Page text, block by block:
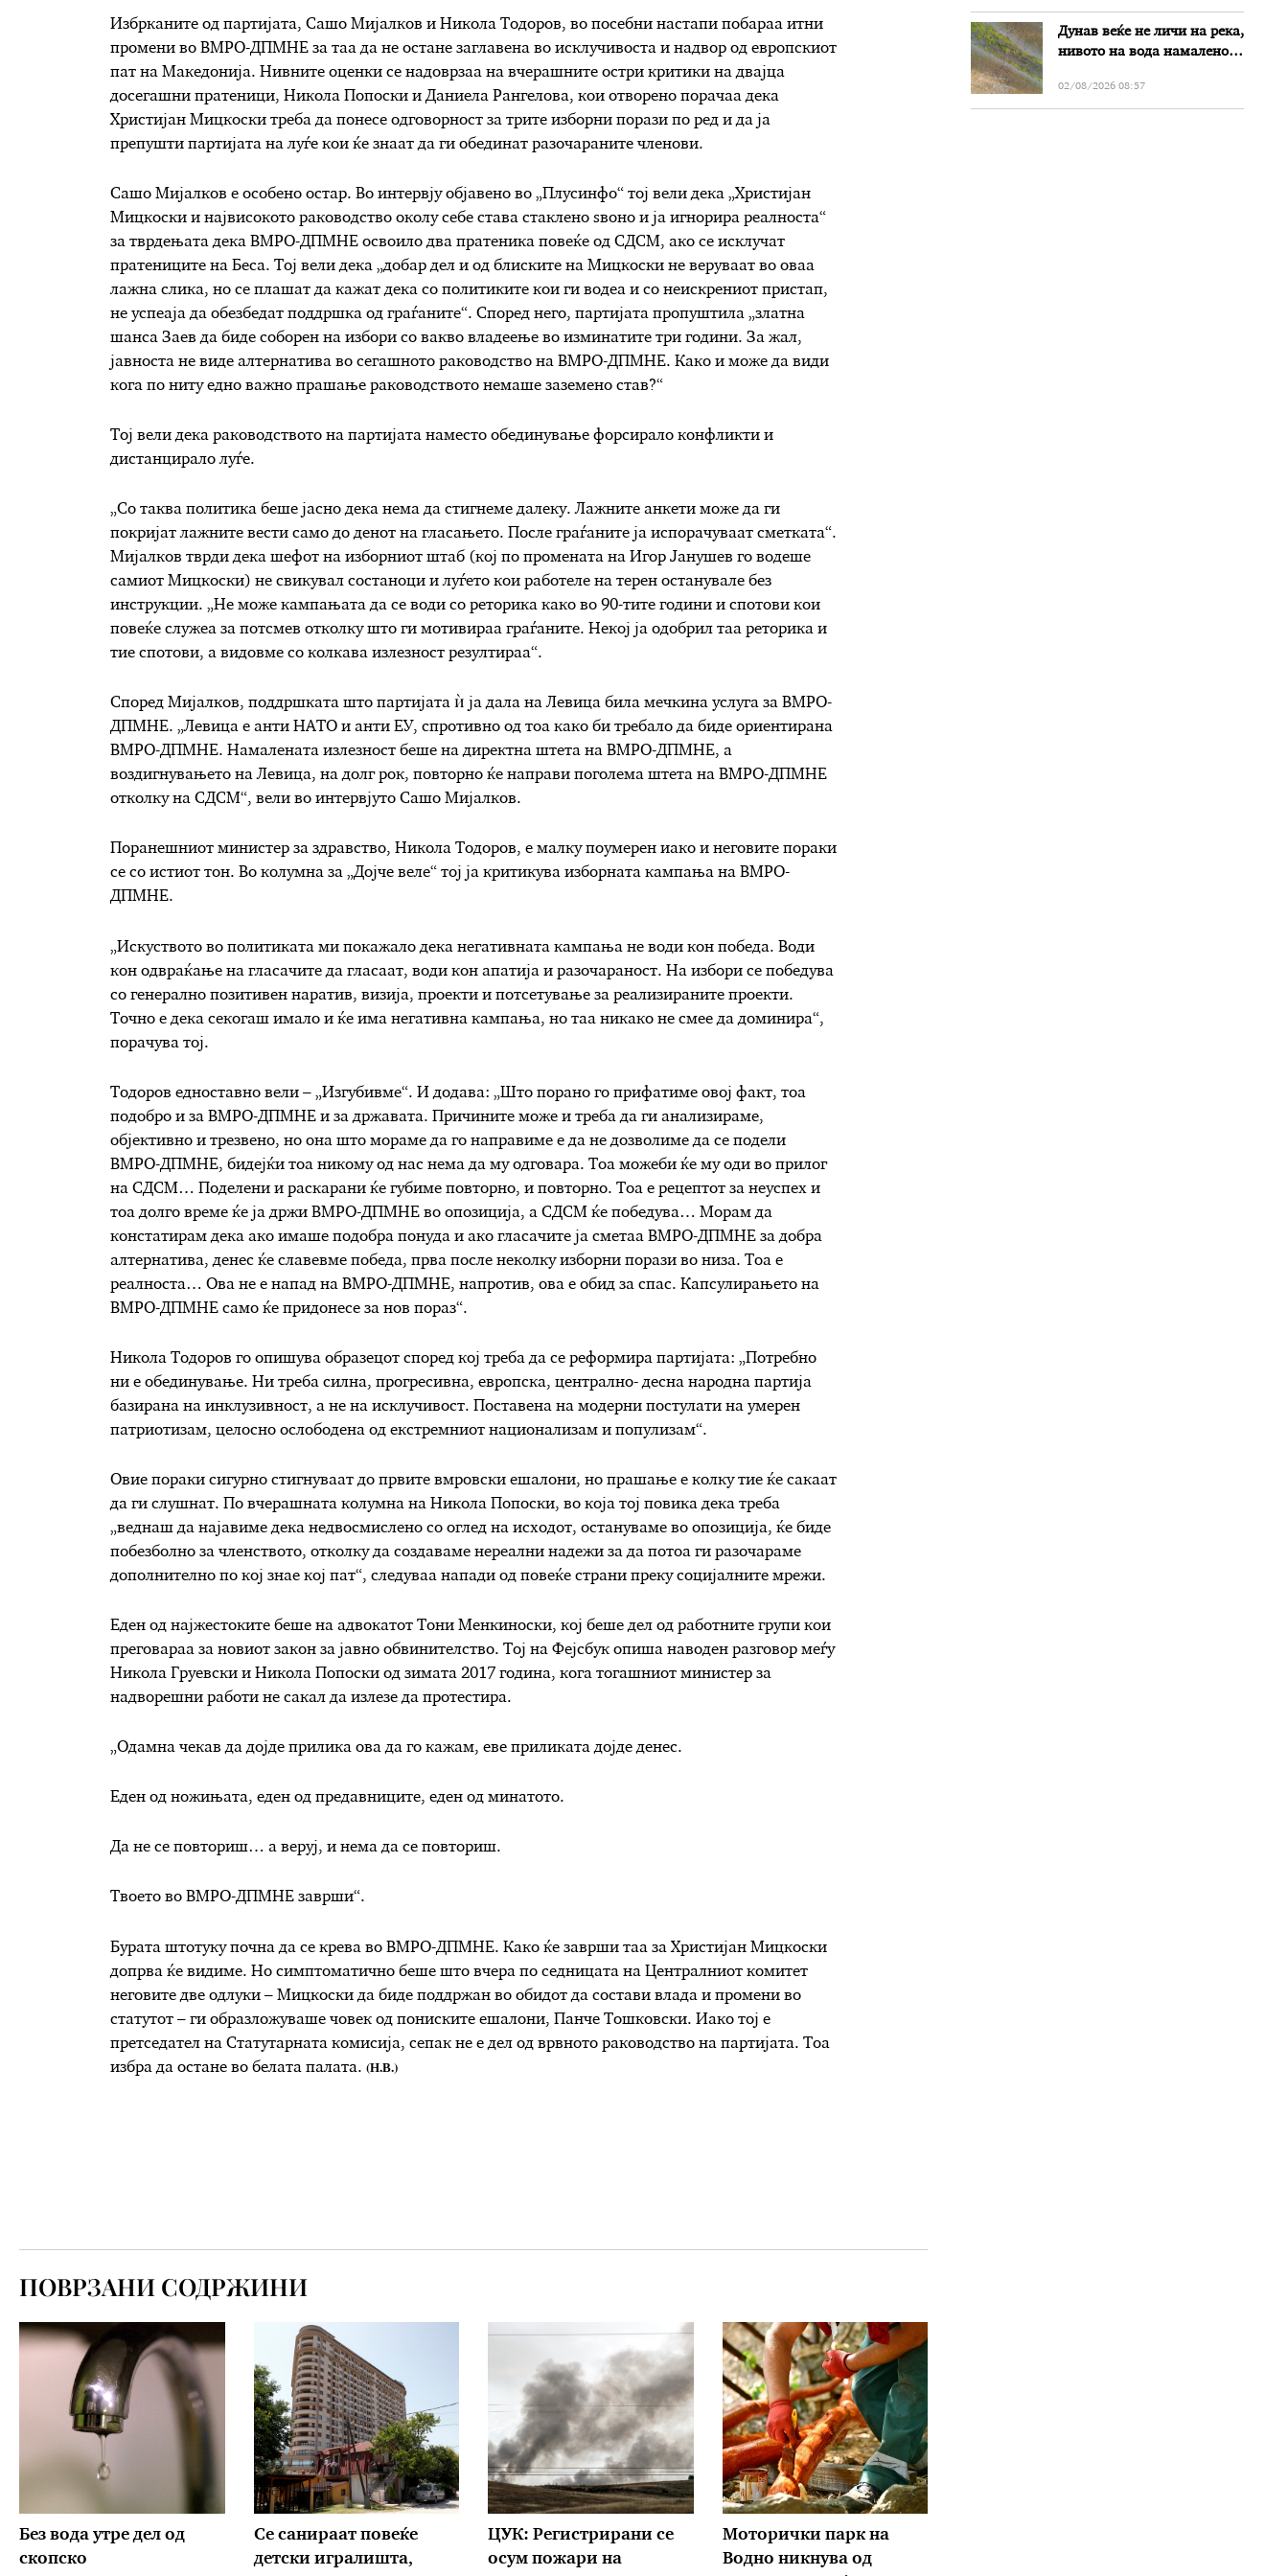
Избрканите од партијата, Сашо Мијалков и Никола Тодоров, во посебни настапи побараа итни
промени во ВМРО-ДПМНЕ за таа да не остане заглавена во исклучивоста и надвор од европскиот
пат на Македонија. Нивните оценки се надоврзаа на вчерашните остри критики на двајца
досегашни пратеници, Никола Попоски и Даниела Рангелова, кои отворено порачаа дека
Христијан Мицкоски треба да понесе одговорност за трите изборни порази по ред и да ја
препушти партијата на луѓе кои ќе знаат да ги обединат разочараните членови.
Сашо Мијалков е особено остар. Во интервју објавено во „Плусинфо“ тој вели дека „Христијан
Мицкоски и највисокото раководство околу себе става стаклено ѕвоно и ја игнорира реалноста“
за тврдењата дека ВМРО-ДПМНЕ освоило два пратеника повеќе од СДСМ, ако се исклучат
пратениците на Беса. Тој вели дека „добар дел и од блиските на Мицкоски не веруваат во оваа
лажна слика, но се плашат да кажат дека со политиките кои ги водеа и со неискрениот пристап,
не успеаја да обезбедат поддршка од граѓаните“. Според него, партијата пропуштила „златна
шанса Заев да биде соборен на избори со вакво владеење во изминатите три години. За жал,
јавноста не виде алтернатива во сегашното раководство на ВМРО-ДПМНЕ. Како и може да види
кога по ниту едно важно прашање раководството немаше заземено став?“
Тој вели дека раководството на партијата наместо обединување форсирало конфликти и
дистанцирало луѓе.
„Со таква политика беше јасно дека нема да стигнеме далеку. Лажните анкети може да ги
покријат лажните вести само до денот на гласањето. После граѓаните ја испорачуваат сметката“.
Мијалков тврди дека шефот на изборниот штаб (кој по промената на Игор Јанушев го водеше
самиот Мицкоски) не свикувал состаноци и луѓето кои работеле на терен останувале без
инструкции. „Не може кампањата да се води со реторика како во 90-тите години и спотови кои
повеќе служеа за потсмев отколку што ги мотивираа граѓаните. Некој ја одобрил таа реторика и
тие спотови, а видовме со колкава излезност резултираа“.
Според Мијалков, поддршката што партијата ѝ ја дала на Левица била мечкина услуга за ВМРО-
ДПМНЕ. „Левица е анти НАТО и анти ЕУ, спротивно од тоа како би требало да биде ориентирана
ВМРО-ДПМНЕ. Намалената излезност беше на директна штета на ВМРО-ДПМНЕ, а
воздигнувањето на Левица, на долг рок, повторно ќе направи поголема штета на ВМРО-ДПМНЕ
отколку на СДСМ“, вели во интервјуто Сашо Мијалков.
Поранешниот министер за здравство, Никола Тодоров, е малку поумерен иако и неговите пораки
се со истиот тон. Во колумна за „Дојче веле“ тој ја критикува изборната кампања на ВМРО-
ДПМНЕ.
„Искуството во политиката ми покажало дека негативната кампања не води кон победа. Води
кон одвраќање на гласачите да гласаат, води кон апатија и разочараност. На избори се победува
со генерално позитивен наратив, визија, проекти и потсетување за реализираните проекти.
Точно е дека секогаш имало и ќе има негативна кампања, но таа никако не смее да доминира“,
порачува тој.
Тодоров едноставно вели – „Изгубивме“. И додава: „Што порано го прифатиме овој факт, тоа
подобро и за ВМРО-ДПМНЕ и за државата. Причините може и треба да ги анализираме,
објективно и трезвено, но она што мораме да го направиме е да не дозволиме да се подели
ВМРО-ДПМНЕ, бидејќи тоа никому од нас нема да му одговара. Тоа можеби ќе му оди во прилог
на СДСМ… Поделени и раскарани ќе губиме повторно, и повторно. Тоа е рецептот за неуспех и
тоа долго време ќе ја држи ВМРО-ДПМНЕ во опозиција, а СДСМ ќе победува… Морам да
констатирам дека ако имаше подобра понуда и ако гласачите ја сметаа ВМРО-ДПМНЕ за добра
алтернатива, денес ќе славевме победа, прва после неколку изборни порази во низа. Тоа е
реалноста… Ова не е напад на ВМРО-ДПМНЕ, напротив, ова е обид за спас. Капсулирањето на
ВМРО-ДПМНЕ само ќе придонесе за нов пораз“.
Никола Тодоров го опишува образецот според кој треба да се реформира партијата: „Потребно
ни е обединување. Ни треба силна, прогресивна, европска, централно- десна народна партија
базирана на инклузивност, а не на исклучивост. Поставена на модерни постулати на умерен
патриотизам, целосно ослободена од екстремниот национализам и популизам“.
Овие пораки сигурно стигнуваат до првите вмровски ешалони, но прашање е колку тие ќе сакаат
да ги слушнат. По вчерашната колумна на Никола Попоски, во која тој повика дека треба
„веднаш да најавиме дека недвосмислено со оглед на исходот, остануваме во опозиција, ќе биде
побезболно за членството, отколку да создаваме нереални надежи за да потоа ги разочараме
дополнително по кој знае кој пат“, следуваа напади од повеќе страни преку социјалните мрежи.
Еден од најжестоките беше на адвокатот Тони Менкиноски, кој беше дел од работните групи кои
преговараа за новиот закон за јавно обвинителство. Тој на Фејсбук опиша наводен разговор меѓу
Никола Груевски и Никола Попоски од зимата 2017 година, кога тогашниот министер за
надворешни работи не сакал да излезе да протестира.
„Одамна чекав да дојде прилика ова да го кажам, еве приликата дојде денес.
Еден од ножињата, еден од предавниците, еден од минатото.
Да не се повториш… а веруј, и нема да се повториш.
Твоето во ВМРО-ДПМНЕ заврши“.
Бурата штотуку почна да се крева во ВМРО-ДПМНЕ. Како ќе заврши таа за Христијан Мицкоски
допрва ќе видиме. Но симптоматично беше што вчера по седницата на Централниот комитет
неговите две одлуки – Мицкоски да биде поддржан во обидот да состави влада и промени во
статутот – ги образложуваше човек од пониските ешалони, Панче Тошковски. Иако тој е
претседател на Статутарната комисија, сепак не е дел од врвното раководство на партијата. Тоа
избра да остане во белата палата. (Н.В.)
ПОВРЗАНИ СОДРЖИНИ
Без вода утре дел од
скопско
Се санираат повеќе
детски игралишта,
ЦУК: Регистрирани се
осум пожари на
Моторички парк на
Водно никнува од
Дунав веќе не личи на река,
нивото на вода намалено
Бугарија
02/08/2026 08:57